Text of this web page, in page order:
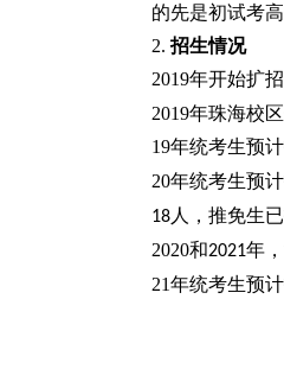
的先是初试考
2. 招生情况
2019年开始扩
2019年珠海校
19年统考生预
20年统考生预
18人，推免生
2020和2021年
21年统考生预